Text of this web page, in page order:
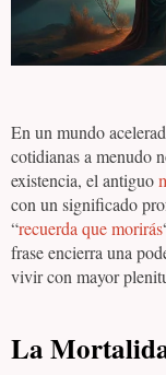
En un mundo
cotidianas a menudo
existencia, el antiguo
con un significado
“recuerda que morirás
frase encierra una
vivir con mayor
La